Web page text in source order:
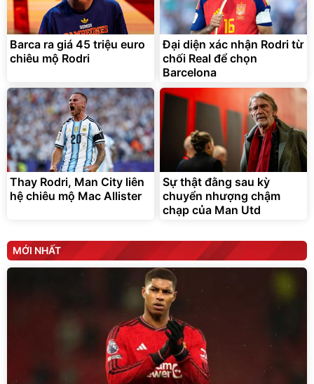
Barca ra giá 45 triệu euro
chiêu mộ Rodri
Đại diện xác nhận Rodri từ
chối Real để chọn
Barcelona
Thay Rodri, Man City liên
hệ chiêu mộ Mac Allister
Sự thật đằng sau kỳ
chuyển nhượng chậm
chạp của Man Utd
MỚI NHẤT